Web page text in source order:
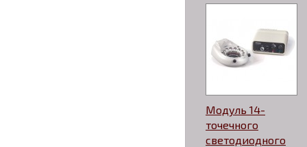
Модуль 14-
точечного
светодиодного